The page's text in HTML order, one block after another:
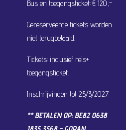
Bus en toegangsticket: € 120,-
Gereserveerde tickets worden
niet terugbetaald.
Tickets: inclusief reis+
toegangsticket.
Inschrijvingen tot 25/3/2027
** BETALEN OP: BE82 0638